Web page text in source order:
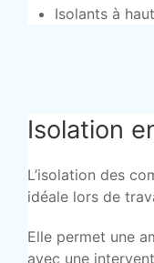
Isolants à
Isolation
L’isolation des
idéale lors de
Elle permet une
avec une